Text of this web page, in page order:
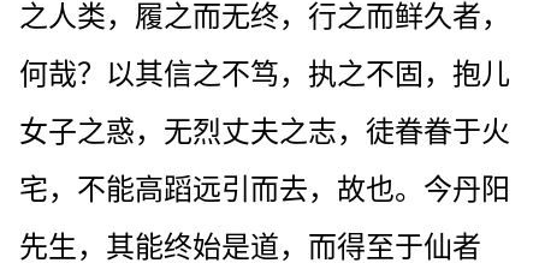
之人类，履之而无终，行之而鲜久者，
何哉？以其信之不笃，执之不固，抱儿
女子之惑，无烈丈夫之志，徒眷眷于火
宅，不能高蹈远引而去，故也。今丹阳
先生，其能终始是道，而得至于仙者